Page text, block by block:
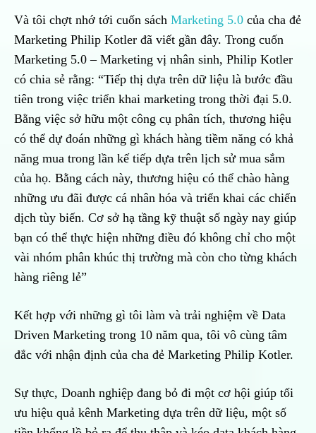
Và tôi chợt nhớ tới cuốn sách Marketing 5.0 của cha đẻ
Marketing Philip Kotler đã viết gần đây. Trong cuốn
Marketing 5.0 – Marketing vị nhân sinh, Philip Kotler
có chia sẻ rằng: “Tiếp thị dựa trên dữ liệu là bước đầu
tiên trong việc triển khai marketing trong thời đại 5.0.
Bằng việc sở hữu một công cụ phân tích, thương hiệu
có thể dự đoán những gì khách hàng tiềm năng có khả
năng mua trong lần kế tiếp dựa trên lịch sử mua sắm
của họ. Bằng cách này, thương hiệu có thể chào hàng
những ưu đãi được cá nhân hóa và triển khai các chiến
dịch tùy biến. Cơ sở hạ tầng kỹ thuật số ngày nay giúp
bạn có thể thực hiện những điều đó không chỉ cho một
vài nhóm phân khúc thị trường mà còn cho từng khách
hàng riêng lẻ”
Kết hợp với những gì tôi làm và trải nghiệm về Data
Driven Marketing trong 10 năm qua, tôi vô cùng tâm
đắc với nhận định của cha đẻ Marketing Philip Kotler.
Sự thực, Doanh nghiệp đang bỏ đi một cơ hội giúp tối
ưu hiệu quả kênh Marketing dựa trên dữ liệu, một số